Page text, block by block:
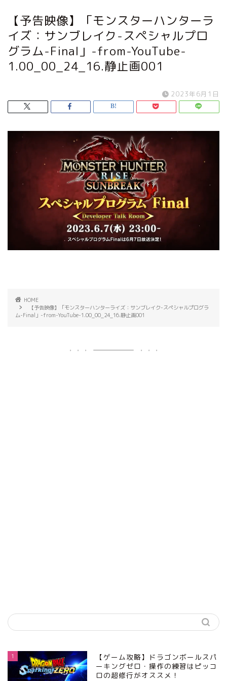
【予告映像】「モンスターハンターラ
イズ：サンブレイク-スペシャルプロ
グラム-Final」-from-YouTube-
1.00_00_24_16.静止画001
2023年6月1日
HOME
【予告映像】「モンスターハンターライズ：サンブレイク-スペシャルプログラ
ム-Final」-from-YouTube-1.00_00_24_16.静止画001
1
【ゲーム攻略】ドラゴンボールスパ
ーキングゼロ・操作の練習はピッコ
ロの超修行がオススメ！